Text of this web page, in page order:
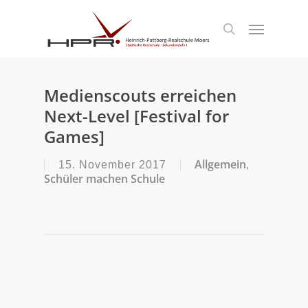
search
Menu
Medienscouts erreichen
Next-Level [Festival for
Games]
15. November 2017 Allgemein,
Schüler machen Schule